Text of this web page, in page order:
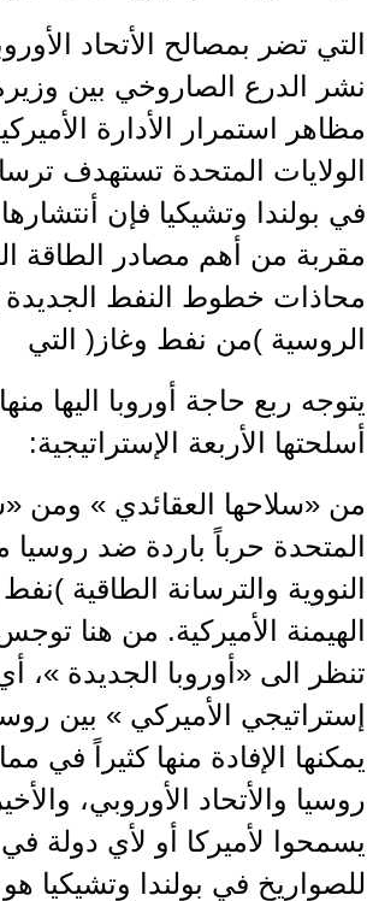
التي تضر بمصالح الأتحاد
نشر الدرع الصاروخي بين وزيرة
مظاهر استمرار الأدارة
الولايات المتحدة تستهدف
في بولندا وتشيكيا فإن
مقربة من أهم مصادر الطاقة
محاذات خطوط النفط الجديدة
الروسية )من نفط وغاز( التي
يتوجه ربع حاجة أوروبا اليها
أسلحتها الأربعة الإستراتيجية:
من «سلاحها العقائدي » ومن
المتحدة حرباً باردة ضد روسيا
النووية والترسانة الطاقية
الهيمنة الأميركية. من هنا
تنظر الى «أوروبا الجديدة »،
إستراتيجي الأميركي » بين
يمكنها الإفادة منها كثيراً
روسيا والأتحاد الأوروبي،
يسمحوا لأميركا أو لأي دولة
للصواريخ في بولندا وتشيكيا